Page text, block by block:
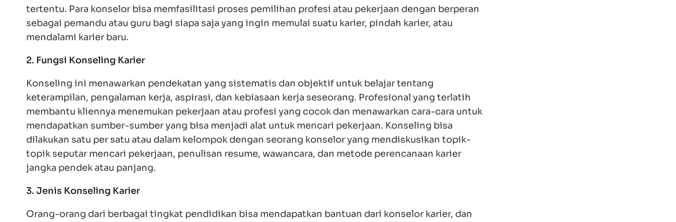
Para konselor bisa memfasilitasi proses pemilihan profesi atau pekerjaan dengan berperan sebagai
pemandu atau guru bagi siapa saja yang ingin memulai suatu karier, pindah karier, atau mendalami karier
2. Fungsi Konseling Karier
Konseling ini menawarkan pendekatan yang sistematis dan objektif untuk belajar tentang keterampilan,
pengalaman kerja, aspirasi, dan kebiasaan kerja seseorang. Profesional yang terlatih membantu kliennya
menemukan pekerjaan atau profesi yang cocok dan menawarkan cara-cara untuk mendapatkan sumber-
sumber yang bisa menjadi alat untuk mencari pekerjaan. Konseling bisa dilakukan satu per satu atau
dalam kelompok dengan seorang konselor yang mendiskusikan topik-topik seputar mencari pekerjaan,
penulisan resume, wawancara, dan metode perencanaan karier jangka pendek atau panjang.
3. Jenis Konseling Karier
Orang-orang dari berbagai tingkat pendidikan bisa mendapatkan bantuan dari konselor karier, dan
konselor biasanya menempatkan lulusan perguruan tinggi atau sekolah menengah atas di level yang